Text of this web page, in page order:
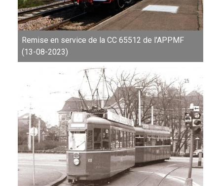
Remise en service de la CC 65512 de l'APPMF
(13-08-2023)